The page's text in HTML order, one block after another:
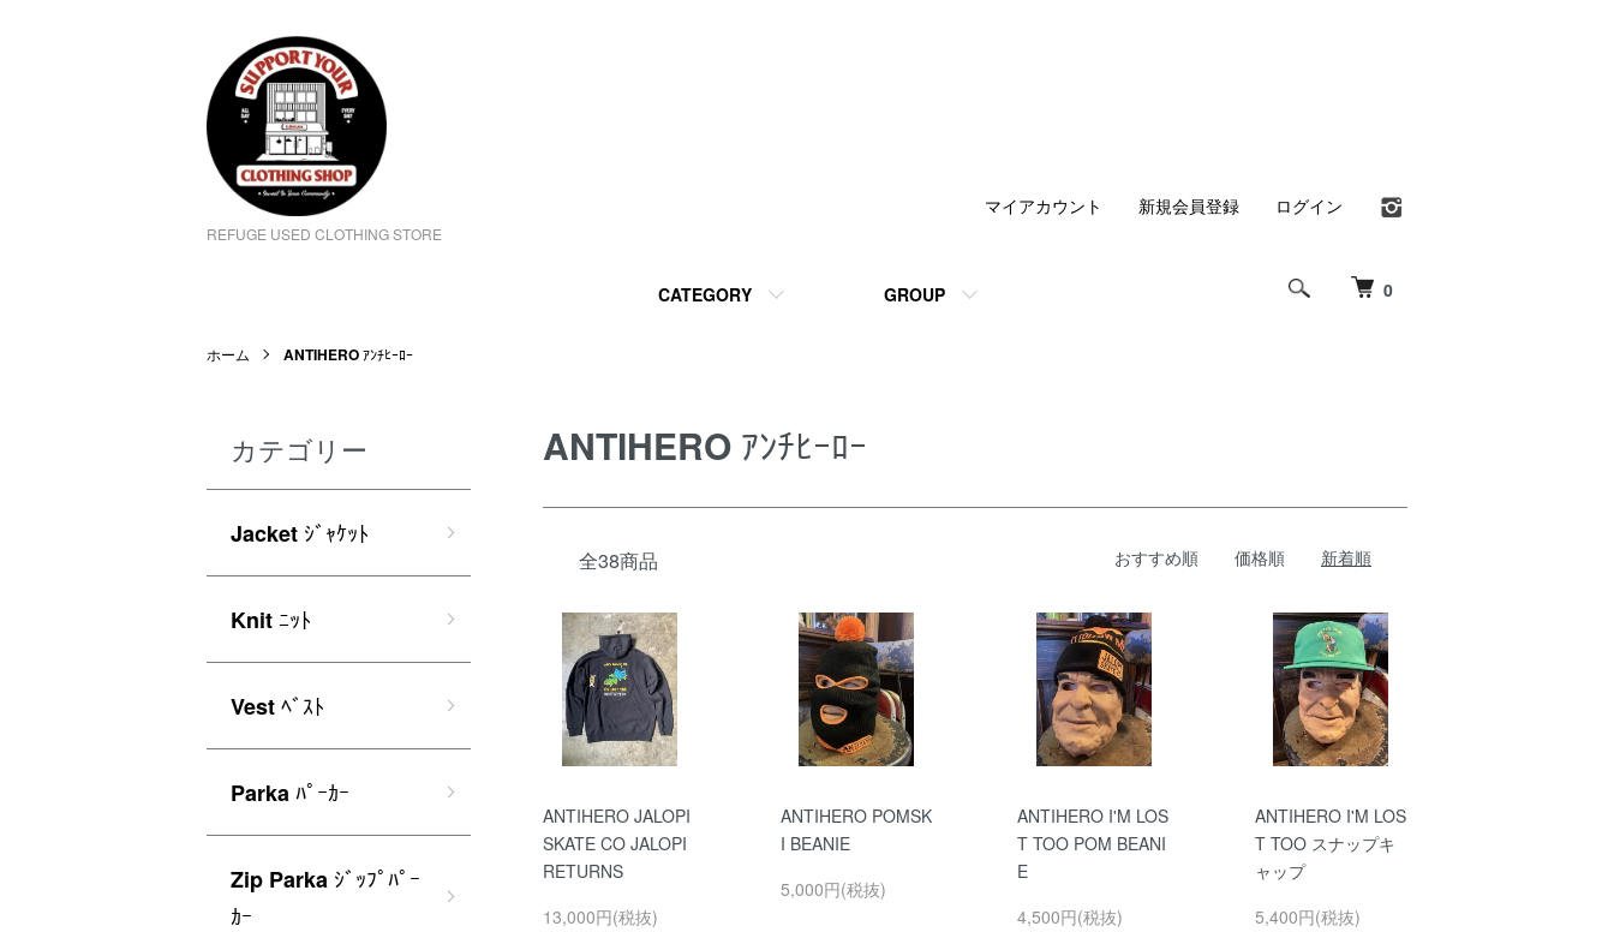
REFUGE USED CLOTHING STORE
0
CATEGORY GROUP
マイアカウント 新規会員登録 ログイン
ホーム ANTIHEROｱﾝﾁﾋｰﾛｰ
ANTIHERO ｱﾝﾁﾋｰﾛｰ
全38商品 おすすめ順 価格順 新着順
ANTIHERO JALOPI
SKATE CO JALOPI
RETURNS
13,000円(税抜)
ANTIHERO POMSK
I BEANIE
5,000円(税抜)
ANTIHERO I'M LOS
T TOO POM BEANI
E
4,500円(税抜)
ANTIHERO I'M LOS
T TOO スナップキ
ャップ
5,400円(税抜)
カテゴリー
Jacket ｼﾞｬｹｯﾄ
Knitﾆｯﾄ
Vestﾍﾞｽﾄ
Parkaﾊﾟｰｶｰ
Zip Parka ｼﾞｯﾌﾟﾊﾟｰ
ｶｰ